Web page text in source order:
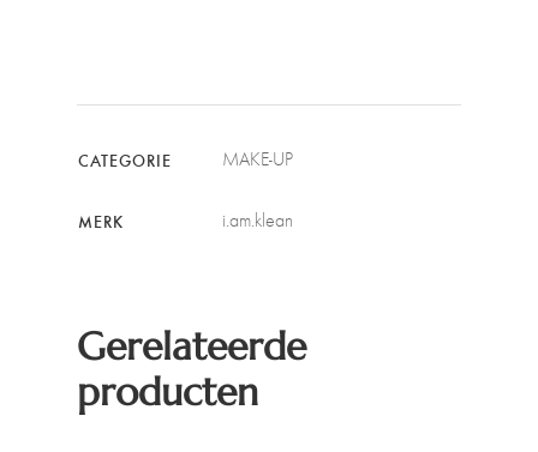
CATEGORIE MAKE-UP
MERK i.am.klean
Gerelateerde
producten